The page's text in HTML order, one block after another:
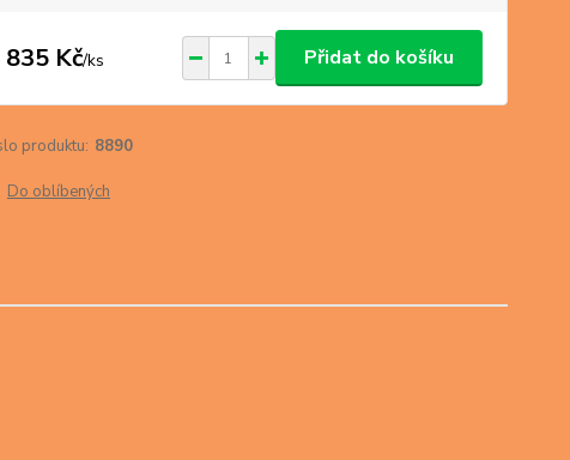
835 Kč/ks Přidat do košíku
produktu: 8890
Do oblíbených